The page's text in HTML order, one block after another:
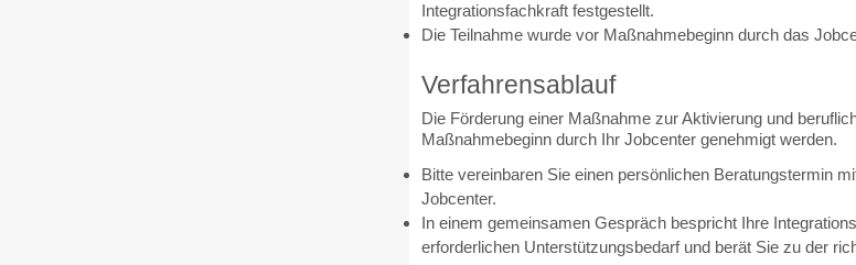
Integrationsfachkraft festgestellt.
Die Teilnahme wurde vor Maßnahmebeginn durch das
Verfahrensablauf
Die Förderung einer Maßnahme zur Aktivierung und
Maßnahmebeginn durch Ihr Jobcenter genehmigt werden.
Bitte vereinbaren Sie einen persönlichen Beratungstermin
Jobcenter.
In einem gemeinsamen Gespräch bespricht Ihre
erforderlichen Unterstützungsbedarf und berät Sie zu der